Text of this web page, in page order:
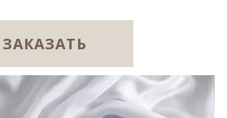
ЗАКАЗАТЬ